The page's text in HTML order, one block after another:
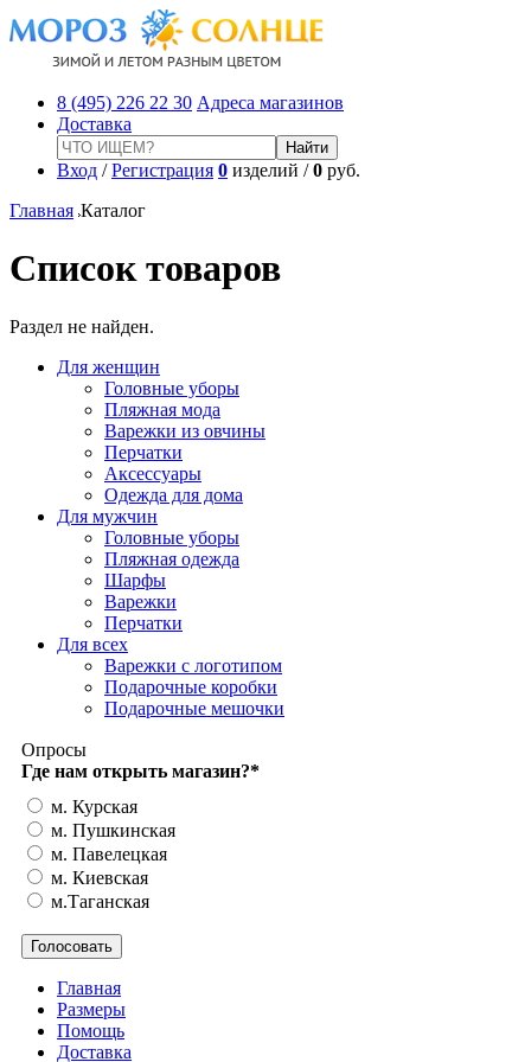
8 (495) 226 22 30 Адреса магазинов
Доставка
Вход /Регистрация 0 изделий /0 руб.
Главная Каталог
Список товаров
Раздел не найден.
Для женщин
Головные уборы
Пляжная мода
Варежки из овчины
Перчатки
Аксессуары
Одежда для дома
Для мужчин
Головные уборы
Пляжная одежда
Шарфы
Варежки
Перчатки
Для всех
Варежки с логотипом
Подарочные коробки
Подарочные мешочки
Опросы
Где нам открыть магазин?*
м. Курская
м. Пушкинская
м. Павелецкая
м. Киевская
м.Таганская
Главная
Размеры
Помощь
Доставка